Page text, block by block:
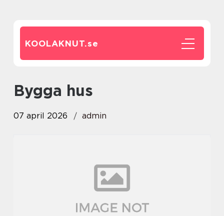
KOOLAKNUT.se
bygga hus
07 april 2026 admin